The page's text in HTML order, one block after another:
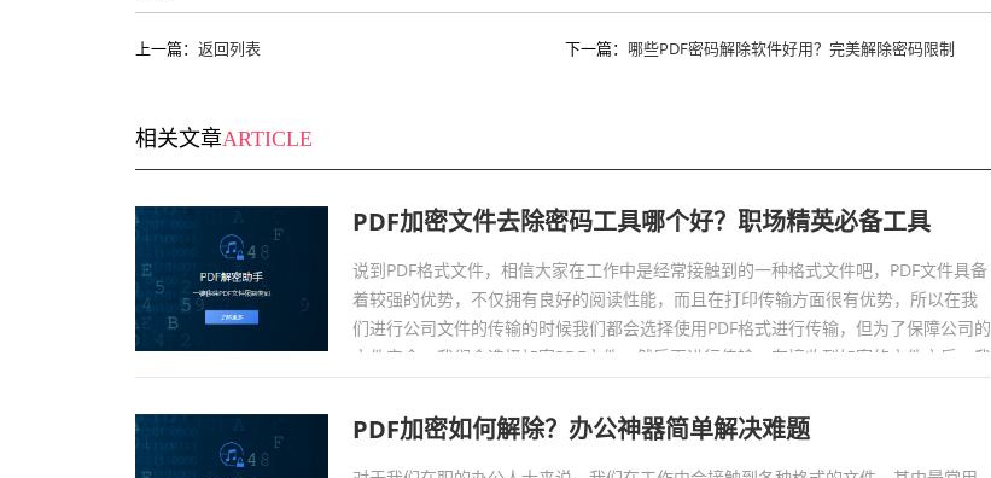
上一篇： 返回列表 下一篇： 哪些PDF密码解除软件好用？完美解除密码限制
相关文章ARTICLE
PDF加密文件去除密码工具哪个好？职场精英必备工具
说到PDF格式文件，相信大家在工作中是经常接触到的一种格式文件吧，PDF文件具备
着较强的优势，不仅拥有良好的阅读性能，而且在打印传输方面很有优势，所以在我
们进行公司文件的传输的时候我们都会选择使用PDF格式进行传输，但为了保障公司的
文件安全，我们会选择加密PDF文件，然后再进行传输，在接收到加密的文件之后，我
们的第一件事情就是将文件的密码解除，那PDF加...
PDF加密如何解除？办公神器简单解决难题